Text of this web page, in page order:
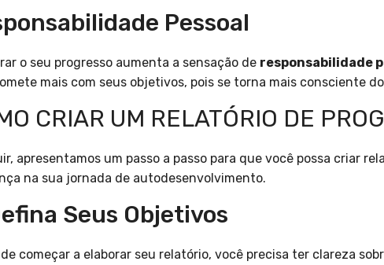
Pessoal
o seu progresso aumenta a sensação de responsabilidade
mais com seus objetivos, pois se torna mais consciente
CRIAR UM RELATÓRIO DE
apresentamos um passo a passo para que você possa criar
na sua jornada de autodesenvolvimento.
Seus Objetivos
começar a elaborar seu relatório, você precisa ter clareza